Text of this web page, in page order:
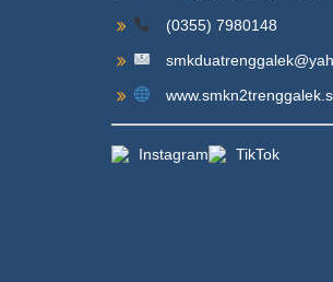
(0355) 7980148
Instagram TikTok